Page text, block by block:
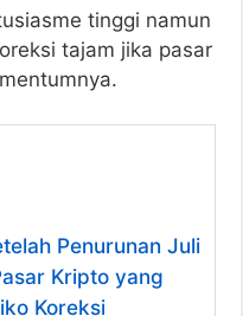
tinggi namun
tajam jika pasar
Penurunan Juli
Kripto yang
Koreksi